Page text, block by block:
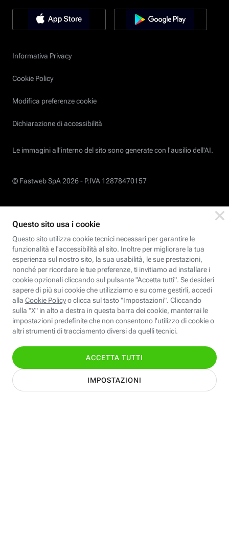
Informativa Privacy
Cookie Policy
Modifica preferenze cookie
Dichiarazione di accessibilità
Le immagini all’interno del sito sono generate con l'ausilio dell'AI.
© Fastweb SpA 2026 - P.IVA 12878470157